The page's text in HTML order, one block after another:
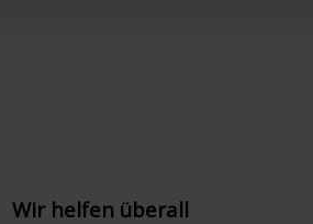
Wir helfen überall